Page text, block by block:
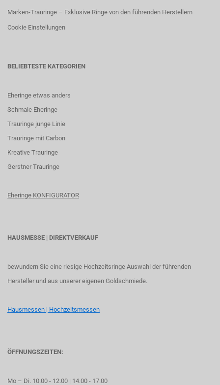
Marken-Trauringe – Exklusive Ringe von den führenden Herstellern
Cookie Einstellungen
BELIEBTESTE KATEGORIEN
Eheringe etwas anders
Schmale Eheringe
Trauringe junge Linie
Trauringe mit Carbon
Kreative Trauringe
Gerstner Trauringe
Eheringe KONFIGURATOR
HAUSMESSE | DIREKTVERKAUF
bewundern Sie eine riesige Hochzeitsringe Auswahl der führenden
Hersteller und aus unserer eigenen Goldschmiede.
Hausmessen | Hochzeitsmessen
ÖFFNUNGSZEITEN:
Mo – Di. 10.00 - 12.00 | 14.00 - 17.00